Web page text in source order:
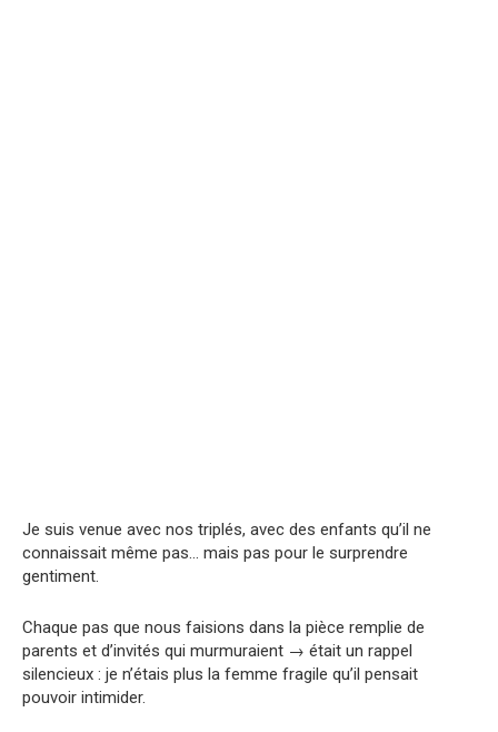
Je suis venue avec nos triplés, avec des enfants qu’il ne
connaissait même pas… mais pas pour le surprendre
gentiment.
Chaque pas que nous faisions dans la pièce remplie de
parents et d’invités qui murmuraient → était un rappel
silencieux : je n’étais plus la femme fragile qu’il pensait
pouvoir intimider.